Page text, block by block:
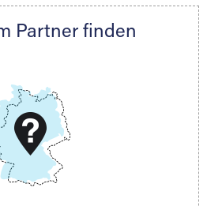
Partner finden